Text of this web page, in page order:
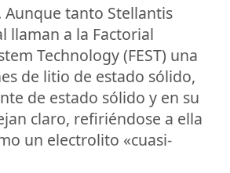
Aunque tanto Stellantis
llaman a la Factorial
Technology (FEST) una
de litio de estado sólido,
de estado sólido y en su
claro, refiriéndose a ella
un electrolito «cuasi-